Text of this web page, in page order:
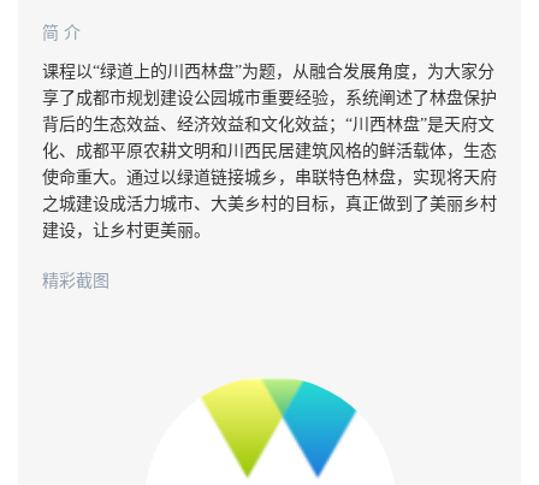
简 介
课程以“绿道上的川西林盘”为题，从融合发展角度，为大家分
享了成都市规划建设公园城市重要经验，系统阐述了林盘保护
背后的生态效益、经济效益和文化效益；“川西林盘”是天府文
化、成都平原农耕文明和川西民居建筑风格的鲜活载体，生态
使命重大。通过以绿道链接城乡，串联特色林盘，实现将天府
之城建设成活力城市、大美乡村的目标，真正做到了美丽乡村
建设，让乡村更美丽。
精彩截图